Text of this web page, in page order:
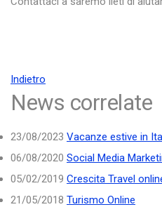
Indietro
News correlate
23/08/2023 Vacanze estive in
06/08/2020 Social Media
05/02/2019 Crescita Travel
21/05/2018 Turismo Online